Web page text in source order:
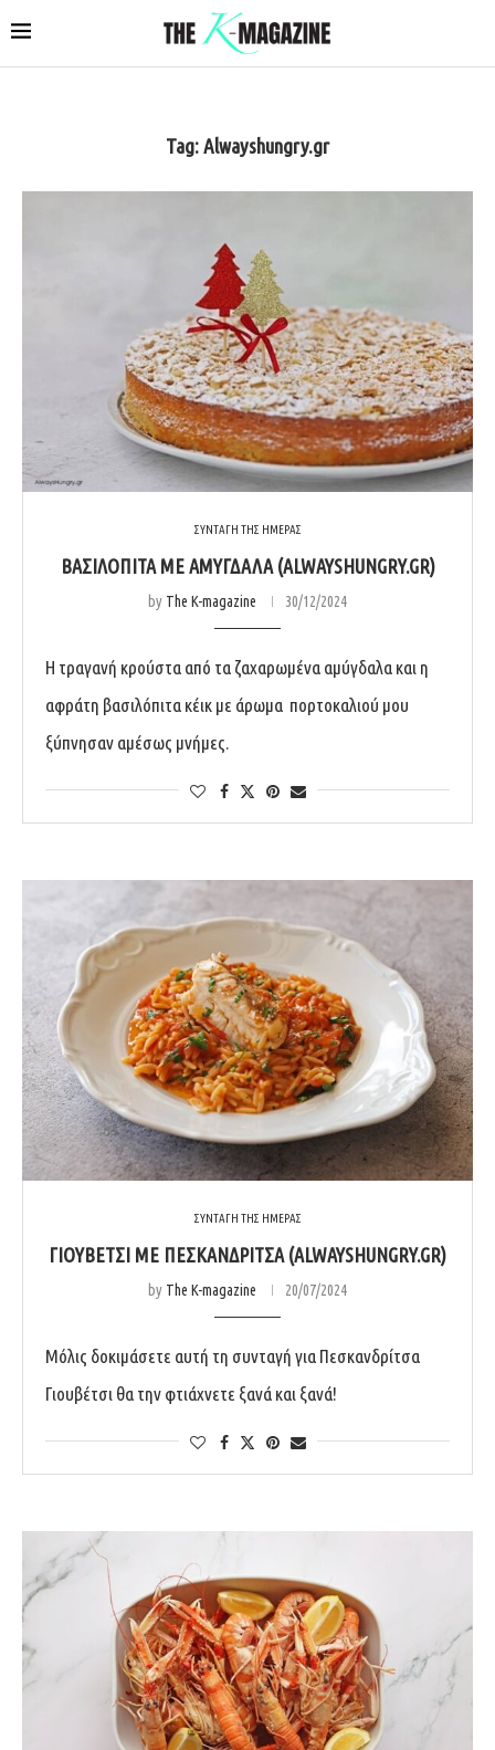
Tag:Alwayshungry.gr
ΣΥΝΤΑΓΗ ΤΗΣ ΗΜΕΡΑΣ
ΒΑΣΙΛΟΠΙΤΑ ΜΕ ΑΜΥΓΔΑΛΑ (ALWAYSHUNGRY.GR)
by The K-magazine 30/12/2024
Η τραγανή κρούστα από τα ζαχαρωμένα αμύγδαλα και η
αφράτη βασιλόπιτα κέικ με άρωμα πορτοκαλιού μου
ξύπνησαν αμέσως μνήμες.
ΣΥΝΤΑΓΗ ΤΗΣ ΗΜΕΡΑΣ
ΓΙΟΥΒΕΤΣΙ ΜΕ ΠΕΣΚΑΝΔΡΙΤΣΑ (ALWAYSHUNGRY.GR)
by The K-magazine 20/07/2024
Μόλις δοκιμάσετε αυτή τη συνταγή για Πεσκανδρίτσα
Γιουβέτσι θα την φτιάχνετε ξανά και ξανά!